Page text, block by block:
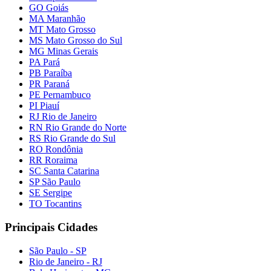
GO Goiás
MA Maranhão
MT Mato Grosso
MS Mato Grosso do Sul
MG Minas Gerais
PA Pará
PB Paraíba
PR Paraná
PE Pernambuco
PI Piauí
RJ Rio de Janeiro
RN Rio Grande do Norte
RS Rio Grande do Sul
RO Rondônia
RR Roraima
SC Santa Catarina
SP São Paulo
SE Sergipe
TO Tocantins
Principais Cidades
São Paulo - SP
Rio de Janeiro - RJ